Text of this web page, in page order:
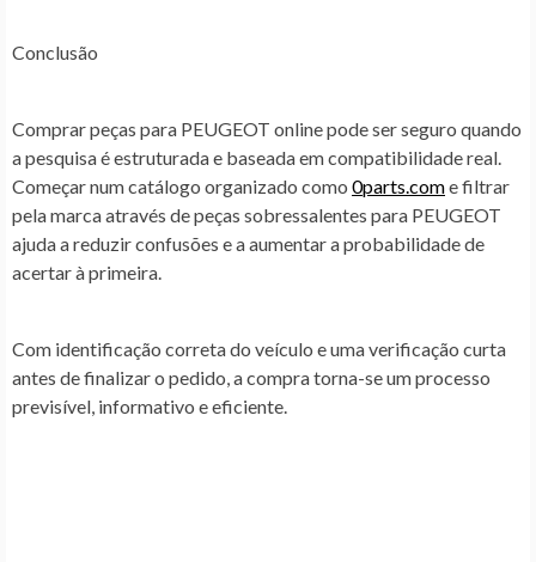
Conclusão
Comprar peças para PEUGEOT online pode ser seguro quando
a pesquisa é estruturada e baseada em compatibilidade real.
Começar num catálogo organizado como 0parts.come filtrar
pela marca através de peças sobressalentes para PEUGEOT
ajuda a reduzir confusões e a aumentar a probabilidade de
acertar à primeira.
Com identificação correta do veículo e uma verificação curta
antes de finalizar o pedido, a compra torna-se um processo
previsível, informativo e eficiente.